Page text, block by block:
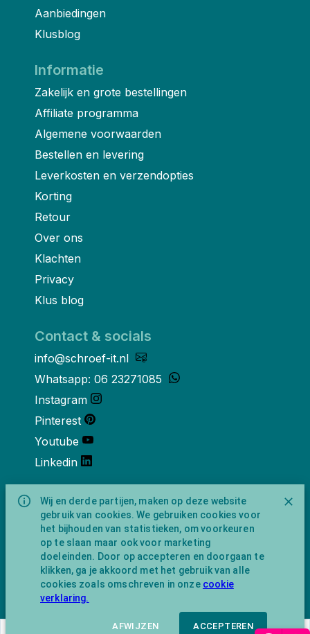
Wij en derde partijen, maken op deze website
gebruik van cookies. We gebruiken cookies voor
het bijhouden van statistieken, om voorkeuren
op te slaan maar ook voor marketing
doeleinden. Door op accepteren en doorgaan te
klikken, ga je akkoord met het gebruik van alle
cookies zoals omschreven in onze cookie
verklaring.
AFWIJZEN ACCEPTEREN
Aanbiedingen
Klusblog
Informatie
Zakelijk en grote bestellingen
Affiliate programma
Algemene voorwaarden
Bestellen en levering
Leverkosten en verzendopties
Korting
Retour
Over ons
Klachten
Privacy
Klus blog
Contact & socials
info@schroef-it.nl
Whatsapp: 06 23271085
Instagram
Pinterest
Youtube
Linkedin
Over ons
Schroef-it is een handelsnaam van
NewFeather B.V. geregisteerd onder KVK
nummer 91702593 met BTW-
identificatienummer NL865743009B01.
Postadres Amsterdamseweg 91 1422 AC
Uithoorn (geen bezoekadres).